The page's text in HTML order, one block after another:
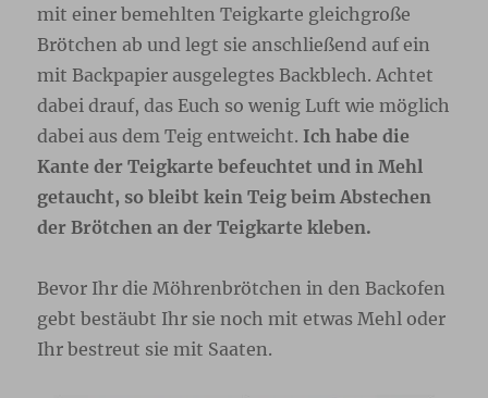
mit einer bemehlten Teigkarte gleichgroße
Brötchen ab und legt sie anschließend auf ein
mit Backpapier ausgelegtes Backblech. Achtet
dabei drauf, das Euch so wenig Luft wie möglich
dabei aus dem Teig entweicht.Ich habe die
Kante der Teigkarte befeuchtet und in Mehl
getaucht, so bleibt kein Teig beim Abstechen
der Brötchen an der Teigkarte kleben.
Bevor Ihr die Möhrenbrötchen in den Backofen
gebt bestäubt Ihr sie noch mit etwas Mehl oder
Ihr bestreut sie mit Saaten.